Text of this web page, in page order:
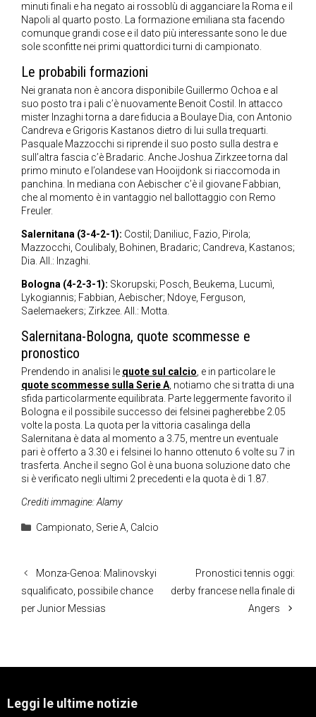
minuti finali e ha negato ai rossoblù di agganciare la Roma e il
Napoli al quarto posto. La formazione emiliana sta facendo
comunque grandi cose e il dato più interessante sono le due
sole sconfitte nei primi quattordici turni di campionato.
Le probabili formazioni
Nei granata non è ancora disponibile Guillermo Ochoa e al
suo posto tra i pali c’è nuovamente Benoit Costil. In attacco
mister Inzaghi torna a dare fiducia a Boulaye Dia, con Antonio
Candreva e Grigoris Kastanos dietro di lui sulla trequarti.
Pasquale Mazzocchi si riprende il suo posto sulla destra e
sull’altra fascia c’è Bradaric. Anche Joshua Zirkzee torna dal
primo minuto e l’olandese van Hooijdonk si riaccomoda in
panchina. In mediana con Aebischer c’è il giovane Fabbian,
che al momento è in vantaggio nel ballottaggio con Remo
Freuler.
Salernitana (3-4-2-1): Costil; Daniliuc, Fazio, Pirola;
Mazzocchi, Coulibaly, Bohinen, Bradaric; Candreva, Kastanos;
Dia. All.: Inzaghi.
Bologna (4-2-3-1): Skorupski; Posch, Beukema, Lucumì,
Lykogiannis; Fabbian, Aebischer; Ndoye, Ferguson,
Saelemaekers; Zirkzee. All.: Motta.
Salernitana-Bologna, quote scommesse e
pronostico
Prendendo in analisi le quote sul calcio, e in particolare le
quote scommesse sulla Serie A, notiamo che si tratta di una
sfida particolarmente equilibrata. Parte leggermente favorito il
Bologna e il possibile successo dei felsinei pagherebbe 2.05
volte la posta. La quota per la vittoria casalinga della
Salernitana è data al momento a 3.75, mentre un eventuale
pari è offerto a 3.30 e i felsinei lo hanno ottenuto 6 volte su 7 in
trasferta. Anche il segno Gol è una buona soluzione dato che
si è verificato negli ultimi 2 precedenti e la quota è di 1.87.
Crediti immagine: Alamy
Categorie
Campionato, Serie A, Calcio
Monza-Genoa: Malinovskyi
squalificato, possibile chance
per Junior Messias
Pronostici tennis oggi:
derby francese nella finale di
Angers
Leggi le ultime notizie